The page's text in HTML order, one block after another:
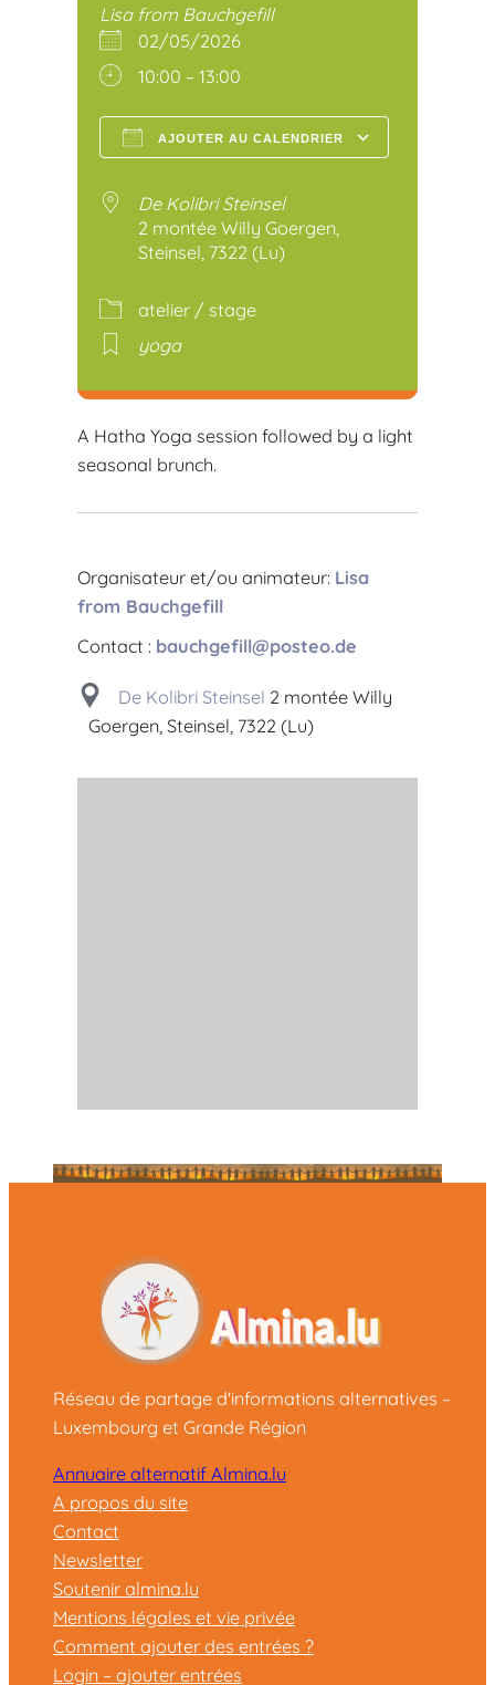
Lisa from Bauchgefill
02/05/2026
10:00 – 13:00
AJOUTER AU CALENDRIER
De Kolibri Steinsel
2 montée Willy Goergen,
Steinsel, 7322 (Lu)
atelier / stage
yoga
A Hatha Yoga session followed by a light
seasonal brunch.
Organisateur et/ou animateur: Lisa
from Bauchgefill
Contact : bauchgefill@posteo.de
De Kolibri Steinsel 2 montée Willy
Goergen, Steinsel, 7322 (Lu)
Réseau de partage d'informations alternatives –
Luxembourg et Grande Région
Annuaire alternatif Almina.lu
A propos du site
Contact
Newsletter
Soutenir almina.lu
Mentions légales et vie privée
Comment ajouter des entrées ?
Login – ajouter entrées